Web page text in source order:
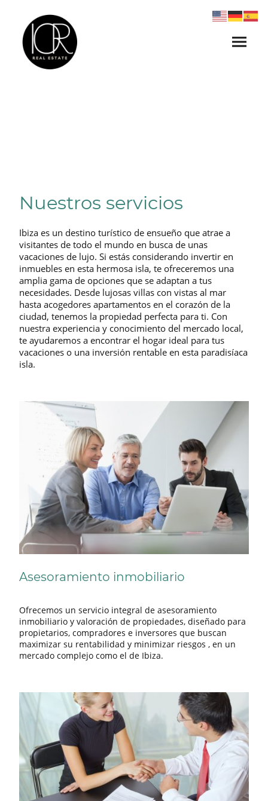
Nuestros servicios
Ibiza es un destino turístico de ensueño que atrae a
visitantes de todo el mundo en busca de unas
vacaciones de lujo. Si estás considerando invertir en
inmuebles en esta hermosa isla, te ofreceremos una
amplia gama de opciones que se adaptan a tus
necesidades. Desde lujosas villas con vistas al mar
hasta acogedores apartamentos en el corazón de la
ciudad, tenemos la propiedad perfecta para ti. Con
nuestra experiencia y conocimiento del mercado local,
te ayudaremos a encontrar el hogar ideal para tus
vacaciones o una inversión rentable en esta paradisíaca
isla.
Asesoramiento inmobiliario
Ofrecemos un servicio integral de asesoramiento
inmobiliario y valoración de propiedades, diseñado para
propietarios, compradores e inversores que buscan
maximizar su rentabilidad y minimizar riesgos , en un
mercado complejo como el de Ibiza.